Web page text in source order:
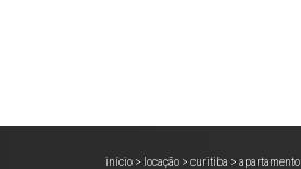
início> locação> curitiba > apartamento